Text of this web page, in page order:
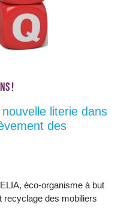
!
literie dans
des
éco-organisme à but
recyclage des mobiliers